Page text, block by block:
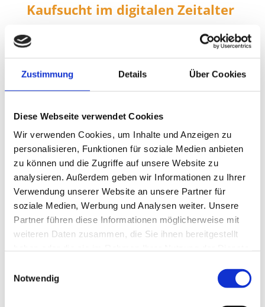
Zustimmung Details Über Cookies
Diese Webseite verwendet Cookies
Wir verwenden Cookies, um Inhalte und Anzeigen zu
personalisieren, Funktionen für soziale Medien anbieten
zu können und die Zugriffe auf unsere Website zu
analysieren. Außerdem geben wir Informationen zu Ihrer
Verwendung unserer Website an unsere Partner für
soziale Medien, Werbung und Analysen weiter. Unsere
Partner führen diese Informationen möglicherweise mit
weiteren Daten zusammen, die Sie ihnen bereitgestellt
Notwendig
Kaufsucht im digitalen Zeitalter
in dem der Finger über den „Kaufen“-Button
schwebt, fühlt sich wie eine leise Erlösung an. Der
kurze Nervenkitzel des Erwerbs verspricht eine Art
leere Raum, der gefüllt werden sollte, wieder
spürbar wird. Für…